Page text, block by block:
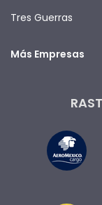
Tres Guerras
Más Empresas